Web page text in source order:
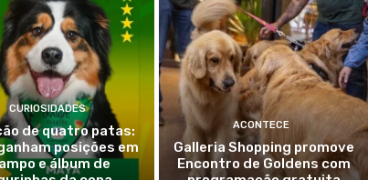
CURIOSIDADES
de quatro patas:
posições em
e álbum de
ACONTECE
Galleria Shopping promove
Encontro de Goldens com